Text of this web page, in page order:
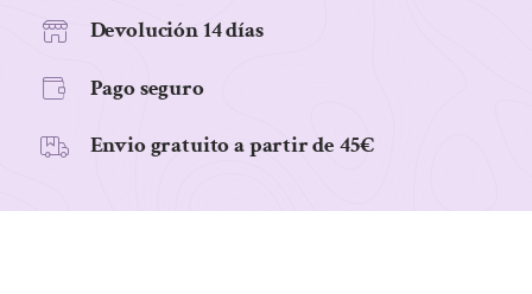
Devolución 14 días
Pago seguro
Envio gratuito a partir de 45€